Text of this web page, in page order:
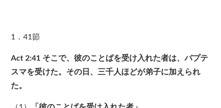
1．41節
Act 2:41 そこで、彼のことばを受け入れた者は、バプテ
スマを受けた。その日、三千人ほどが弟子に加えられ
た。